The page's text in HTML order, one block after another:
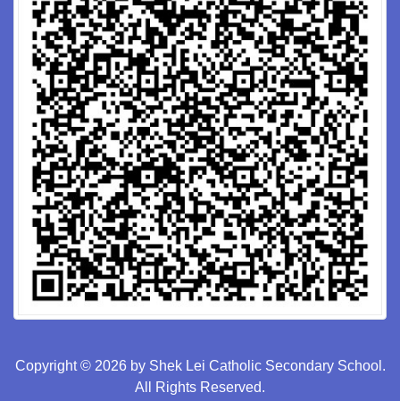
Copyright © 2026 by Shek Lei Catholic Secondary School.
All Rights Reserved.